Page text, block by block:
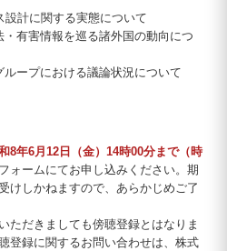
設計に関する実態について
・有害情報を巡る諸外国の動向につ
ループにおける議論状況について
和8年6月12日（金）14時00分まで（時
ォームにてお申し込みください。期
けしかねますので、あらかじめご了
ただきましても傍聴登録とはなりま
登録に関するお問い合わせは、株式